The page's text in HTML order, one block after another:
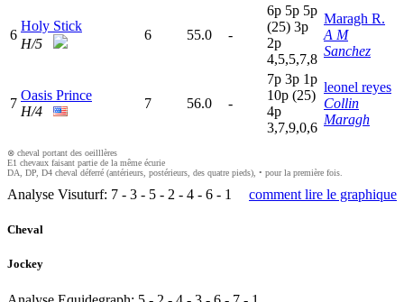
6
Holy Stick
H/5
6 55.0 -
6p 5p 5p
(25) 3p
2p
4,5,5,7,8
Maragh R.
A M
Sanchez
7
Oasis Prince
H/4
7 56.0 -
7p 3p 1p
10p (25)
4p
3,7,9,0,6
leonel reyes
Collin
Maragh
⊗ cheval portant des oeilllères
E1 chevaux faisant partie de la même écurie
DA, DP, D4 cheval déferré (antérieurs, postérieurs, des quatre pieds), • pour la première fois.
Analyse Visuturf: 7 - 3 - 5 - 2 - 4 - 6 - 1 comment lire le graphique
Cheval
Jockey